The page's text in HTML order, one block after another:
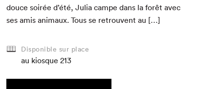
douce soirée d’été, Julia campe dans la forêt avec
ses amis ani­maux. Tous se retrou­vent au […]
Disponible sur place
au kiosque 213